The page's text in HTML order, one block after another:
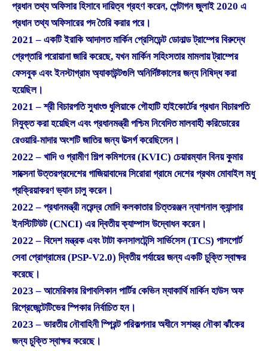
প্রধান তথ্য অফিসার হিসাবে দায়িত্ব গ্রহণ করেন, পেন্টাগন জুলাই 2020 এ
প্রধান তথ্য অফিসারের পদ তৈরি করার পরে।
2021 – একটি ইরাকি আদালত মার্কিন প্রেসিডেন্ট ডোনাল্ড ট্রাম্পের বিরুদ্ধে
গ্রেপ্তারি পরোয়ানা জারি করেছে, যখন মার্কিন সহিংসতার মামলায় ট্রাম্পের
ফেসবুক এবং ইনস্টাগ্রাম অ্যাকাউন্টগুলি অনির্দিষ্টকালের জন্য নিষিদ্ধ করা
হয়েছিল।
2021 – শ্রী বিচারপতি সুধাংশু ধুলিয়াকে গৌহাটি হাইকোর্টের প্রধান বিচারপতি
নিযুক্ত করা হয়েছিল এবং প্রধানমন্ত্রী পশ্চিম নিবেদিত মালবাহী করিডোরের
রেওয়ারি-মাদার অংশটি জাতির জন্য উত্সর্গ করেছিলেন।
2022 – খাদি ও গ্রামীণ শিল্প কমিশনের (KVIC) চেয়ারম্যান বিনয় কুমার
সাক্সেনা উত্তরপ্রদেশের গাজিয়াবাদের সিরোরা গ্রামে দেশের প্রথম মোবাইল মধু
প্রক্রিয়াকরণ ভ্যান চালু করেন।
2022 – প্রধানমন্ত্রী নরেন্দ্র মোদি কলকাতার চিত্তরঞ্জন ন্যাশনাল ক্যান্সার
ইনস্টিটিউট (CNCI) এর দ্বিতীয় ক্যাম্পাস উদ্বোধন করেন।
2022 – বিদেশ মন্ত্রক এবং টাটা কনসালটেন্সি সার্ভিসেস (TCS) পাসপোর্ট
সেবা প্রোগ্রামের (PSP-V2.0) দ্বিতীয় পর্যায়ের জন্য একটি চুক্তি স্বাক্ষর
করেছে।
2023 – আমেরিকার রিপাবলিকান পার্টির কেভিন ম্যাকার্থি মার্কিন হাউস অফ
রিপ্রেজেন্টেটিভের স্পিকার নির্বাচিত হন।
2023 – ভারতীয় নৌবাহিনী স্প্রিন্ট পরিকল্পনার অধীনে সশস্ত্র নৌকা ঝাঁকের
জন্য চুক্তি স্বাক্ষর করেছে।